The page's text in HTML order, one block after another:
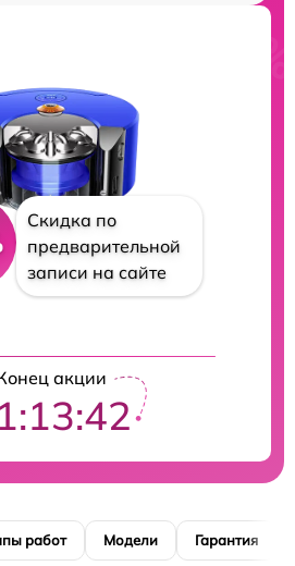
Скидка по
предварительной
записи на сайте
акции
работ Модели Гарантия